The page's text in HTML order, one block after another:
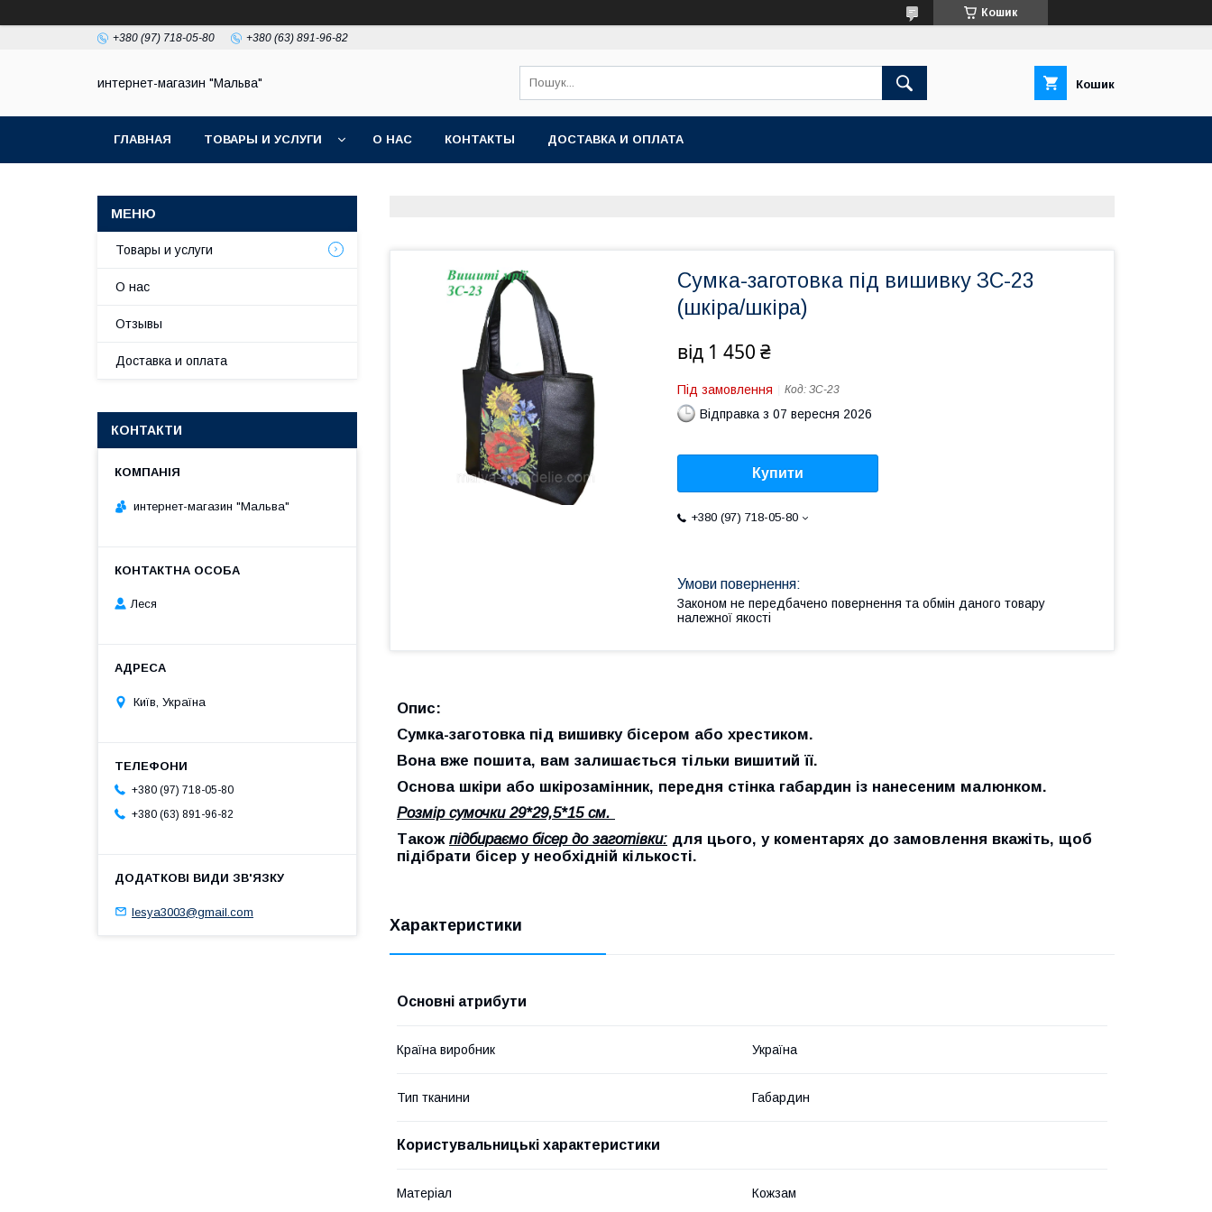
Кошик
+380 (97) 718-05-80 +380 (63) 891-96-82
интернет-магазин "Мальва" Кошик
ГЛАВНАЯ ТОВАРЫ И УСЛУГИ О НАС КОНТАКТЫ ДОСТАВКА И ОПЛАТА
Сумка-заготовка під вишивку ЗС-23
(шкіра/шкіра)
від 1 450 ₴
Під замовлення Код: ЗС-23
Відправка з 07 вересня 2026
Купити
+380 (97) 718-05-80
Законом не передбачено повернення та обмін даного товару
належної якості
Опис:
Сумка-заготовка під вишивку бісером або хрестиком.
Вона вже пошита, вам залишається тільки вишитий її.
Основа шкіри або шкірозамінник, передня стінка габардин із нанесеним малюнком.
Розмір сумочки 29*29,5*15 см.
Також підбираємо бісер до заготівки: для цього, у коментарях до замовлення вкажіть, щоб
підібрати бісер у необхідній кількості.
Характеристики
Основні атрибути
Країна виробник Україна
Тип тканини Габардин
Користувальницькі характеристики
Матеріал Кожзам
Товары и услуги
О нас
Отзывы
Доставка и оплата
КОНТАКТИ
интернет-магазин "Мальва"
Леся
Київ, Україна
+380 (97) 718-05-80
+380 (63) 891-96-82
lesya3003@gmail.com